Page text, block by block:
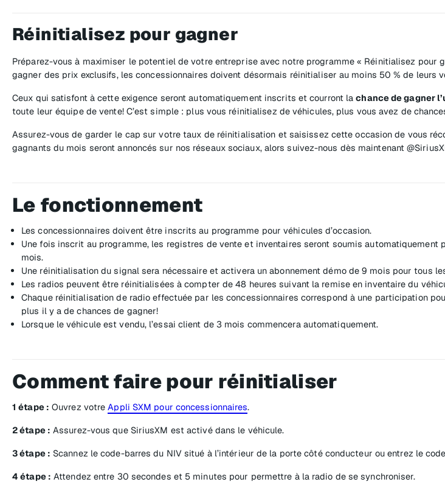
Réinitialisez pour gagner
Préparez-vous à maximiser le potentiel de votre entreprise avec notre programme « Réinitialisez pour
gagner des prix exclusifs, les concessionnaires doivent désormais réinitialiser au moins 50 % de leurs
Ceux qui satisfont à cette exigence seront automatiquement inscrits et courront lachance de gagner
toute leur équipe de vente! C’est simple : plus vous réinitialisez de véhicules, plus vous avez de
Assurez-vous de garder le cap sur votre taux de réinitialisation et saisissez cette occasion de vous
gagnants du mois seront annoncés sur nos réseaux sociaux, alors suivez-nous dès maintenant
Le fonctionnement
Les concessionnaires doivent être inscrits au programme pour véhicules d’occasion.
Une fois inscrit au programme, les registres de vente et inventaires seront soumis
mois.
Une réinitialisation du signal sera nécessaire et activera un abonnement démo de 9 mois pour tous
Les radios peuvent être réinitialisées à compter de 48 heures suivant la remise en inventaire du
Chaque réinitialisation de radio effectuée par les concessionnaires correspond à une participation
plus il y a de chances de gagner!
Lorsque le véhicule est vendu, l’essai client de 3 mois commencera automatiquement.
Comment faire pour réinitialiser
1 étape : Ouvrez votreAppli SXM pour concessionnaires.
2 étape : Assurez-vous que SiriusXM est activé dans le véhicule.
3 étape : Scannez le code-barres du NIV situé à l’intérieur de la porte côté conducteur ou entrez le
4 étape : Attendez entre 30 secondes et 5 minutes pour permettre à la radio de se synchroniser.